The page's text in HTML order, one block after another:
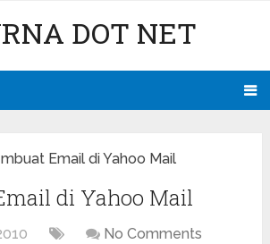
DOT NET
Email di Yahoo Mail
di Yahoo Mail
No Comments